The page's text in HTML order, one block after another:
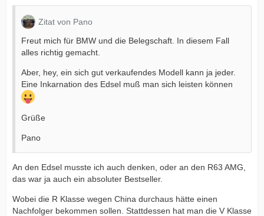
Zitat von Pano
Freut mich für BMW und die Belegschaft. In diesem Fall
alles richtig gemacht.
Aber, hey, ein sich gut verkaufendes Modell kann ja jeder.
Eine Inkarnation des Edsel muß man sich leisten können
Grüße
Pano
An den Edsel musste ich auch denken, oder an den R63 AMG,
das war ja auch ein absoluter Bestseller.
Wobei die R Klasse wegen China durchaus hätte einen
Nachfolger bekommen sollen. Stattdessen hat man die V Klasse